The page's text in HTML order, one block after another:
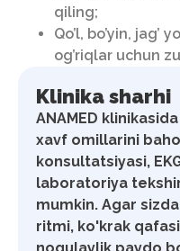
qiling;
Qo’l, bo’yin,
og’riqlar uchun
Klinika sharhi
ANAMED
xavf omillarini
konsultatsiyasi,
laboratoriya
mumkin. Agar
ritmi, ko'krak